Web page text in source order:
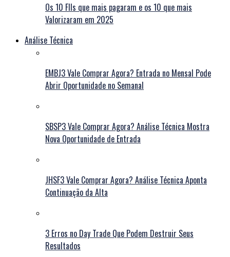
Os 10 FIIs que mais pagaram e os 10 que mais
Valorizaram em 2025
Análise Técnica
EMBJ3 Vale Comprar Agora? Entrada no Mensal Pode
Abrir Oportunidade no Semanal
SBSP3 Vale Comprar Agora? Análise Técnica Mostra
Nova Oportunidade de Entrada
JHSF3 Vale Comprar Agora? Análise Técnica Aponta
Continuação da Alta
3 Erros no Day Trade Que Podem Destruir Seus
Resultados